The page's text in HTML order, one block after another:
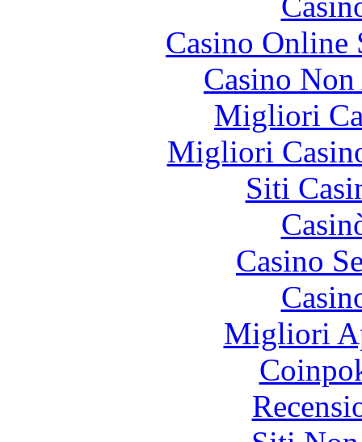
Casino
Casino
Migliori
Migliori
Siti
Casino
Migliori